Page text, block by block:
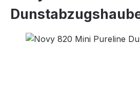
Bildergalerie überspringen